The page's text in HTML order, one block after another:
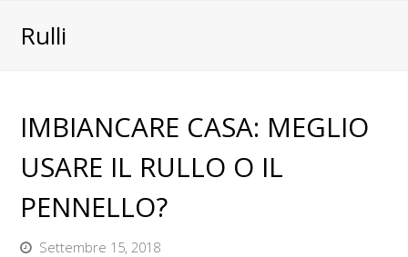
Rulli
IMBIANCARE CASA: MEGLIO
USARE IL RULLO O IL
PENNELLO?
Settembre 15, 2018